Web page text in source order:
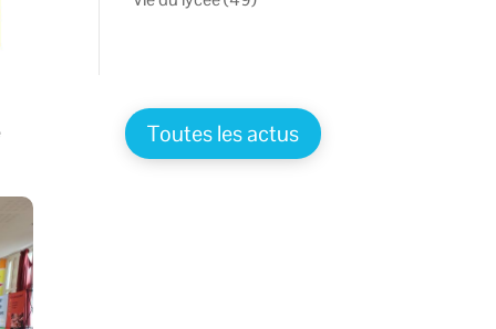
Toutes les actus